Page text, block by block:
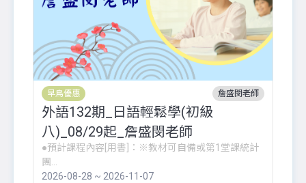
早鳥優惠 詹盛閔老師
外語132期_日語輕鬆學(初級
八)_08/29起_詹盛閔老師
●預計課程內容[用書]：※教材可自備或第1堂課統計
團...
2026-08-28 ~ 2026-11-07